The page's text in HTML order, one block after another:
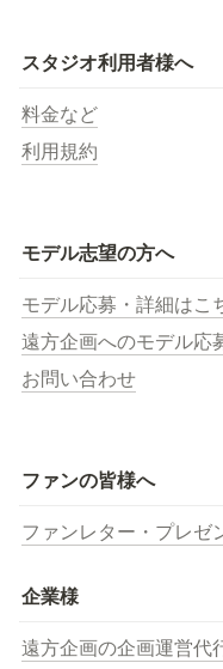
スタジオ利用者様へ
料金など
利用規約
モデル志望の方へ
モデル応募・詳細はこ
遠方企画へのモデル応
お問い合わせ
ファンの皆様へ
ファンレター・プレゼ
企業様
遠方企画の企画運営代